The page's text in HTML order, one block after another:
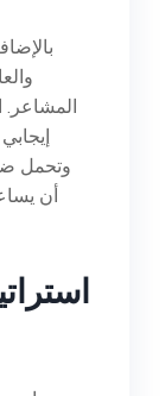
المشاعر.
وتحمل
أن